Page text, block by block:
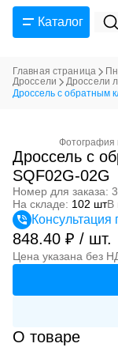
Каталог
Главная страница
Дроссели
Дроссели
Дроссель с обратным
Фотография
Дроссель с
SQF02G-02G
Номер для заказа:
На складе: 102 штВ
Консультация
848.40 ₽ / шт.
Цена указана без
О товаре